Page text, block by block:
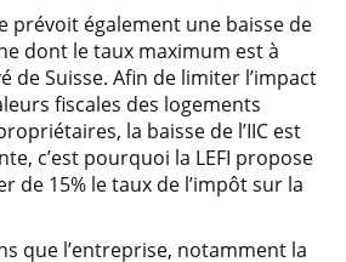
prévoit également une baisse de
dont le taux maximum est à
de Suisse. Afin de limiter l’impact
fiscales des logements
la baisse de l’IIC est
c’est pourquoi la LEFI propose
de 15% le taux de l’impôt sur la
que l’entreprise, notamment la